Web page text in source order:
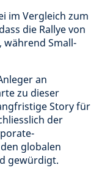
im Vergleich zum
die Rallye von
während Small-
an
zu dieser
Story für
der
globalen
gewürdigt.